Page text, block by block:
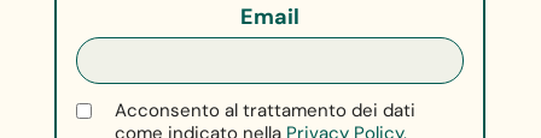
Email
Acconsento al trattamento dei dati